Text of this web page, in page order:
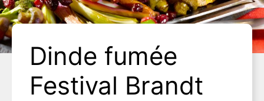
Dinde fumée
Festival Brandt